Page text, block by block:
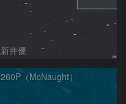
新井優
260P（McNaught）